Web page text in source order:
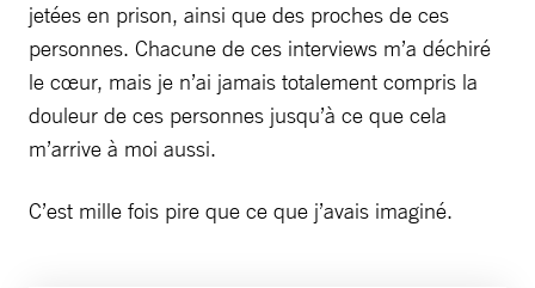
jetées en prison, ainsi que des proches de ces
personnes. Chacune de ces interviews m’a déchiré
le cœur, mais je n’ai jamais totalement compris la
douleur de ces personnes jusqu’à ce que cela
m’arrive à moi aussi.
C’est mille fois pire que ce que j’avais imaginé.